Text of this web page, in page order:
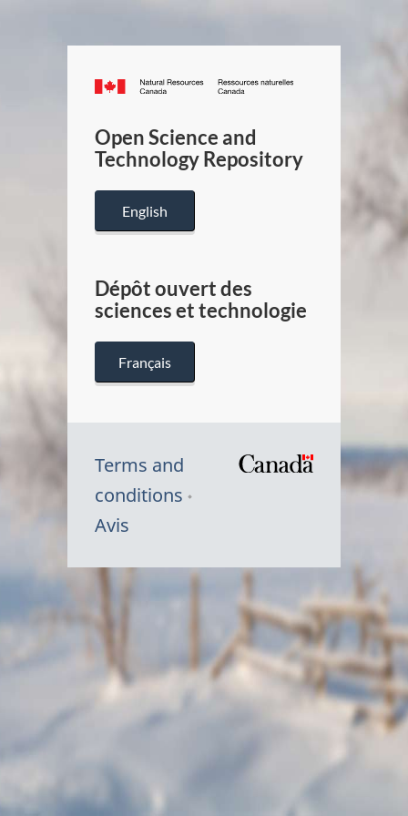
Canada.ca
/
Canada
Open Science and
Technology Repository
English
Dépôt ouvert des
sciences et technologie
Français
Terms and
conditions
Avis
Symbole
Canada